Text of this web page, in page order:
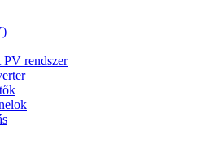
rendszer